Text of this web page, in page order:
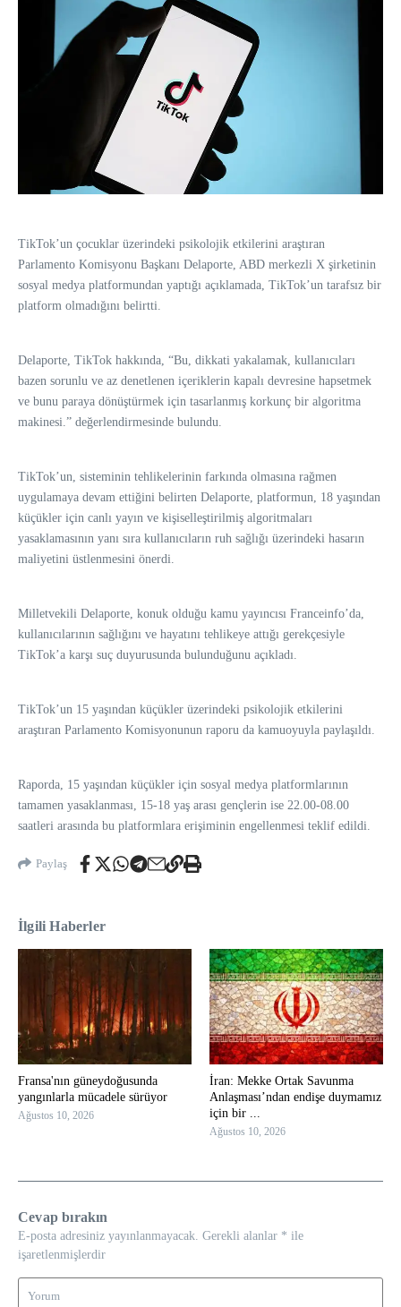
TikTok’un çocuklar üzerindeki psikolojik etkilerini araştıran
Parlamento Komisyonu Başkanı Delaporte, ABD merkezli X şirketinin
sosyal medya platformundan yaptığı açıklamada, TikTok’un tarafsız bir
platform olmadığını belirtti.
Delaporte, TikTok hakkında, “Bu, dikkati yakalamak, kullanıcıları
bazen sorunlu ve az denetlenen içeriklerin kapalı devresine hapsetmek
ve bunu paraya dönüştürmek için tasarlanmış korkunç bir algoritma
makinesi.” değerlendirmesinde bulundu.
TikTok’un, sisteminin tehlikelerinin farkında olmasına rağmen
uygulamaya devam ettiğini belirten Delaporte, platformun, 18 yaşından
küçükler için canlı yayın ve kişiselleştirilmiş algoritmaları
yasaklamasının yanı sıra kullanıcıların ruh sağlığı üzerindeki hasarın
maliyetini üstlenmesini önerdi.
Milletvekili Delaporte, konuk olduğu kamu yayıncısı Franceinfo’da,
kullanıcılarının sağlığını ve hayatını tehlikeye attığı gerekçesiyle
TikTok’a karşı suç duyurusunda bulunduğunu açıkladı.
TikTok’un 15 yaşından küçükler üzerindeki psikolojik etkilerini
araştıran Parlamento Komisyonunun raporu da kamuoyuyla paylaşıldı.
Raporda, 15 yaşından küçükler için sosyal medya platformlarının
tamamen yasaklanması, 15-18 yaş arası gençlerin ise 22.00-08.00
saatleri arasında bu platformlara erişiminin engellenmesi teklif edildi.
Paylaş
İlgili Haberler
Fransa'nın güneydoğusunda
yangınlarla mücadele sürüyor
Ağustos 10, 2026
İran: Mekke Ortak Savunma
Anlaşması’ndan endişe duymamız
için bir ...
Ağustos 10, 2026
Cevap bırakın
E-posta adresiniz yayınlanmayacak. Gerekli alanlar * ile
işaretlenmişlerdir